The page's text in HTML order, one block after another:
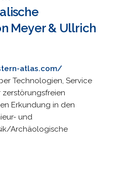
Meyer & Ullrich
atlas.com/
Technologien, Service
Erkundung in den
und
Archäologische